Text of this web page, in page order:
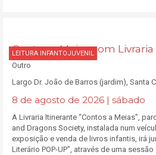
LEITURA INFANTOJUVENIL
Contos a Meias com
Outro
Largo Dr. João de Barros (jardim), Santa
8 de agosto de 2026 | sábado
A Livraria Itinerante “Contos a Meias”,
and Dragons Society, instalada num
exposição e venda de livros infantis, irá
Literário POP-UP", através de uma